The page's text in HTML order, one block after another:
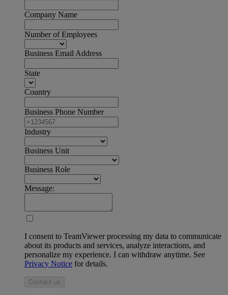
Company Name
Number of Employees
Business Email Address
State
Country
Business Phone Number
Industry
Business Unit
Business Role
Message:
I consent to TeamViewer processing my data to communicate
about its products and services, analyze interactions, and
personalize my experience. I can withdraw anytime. See
Privacy Notice for details.
Contact us